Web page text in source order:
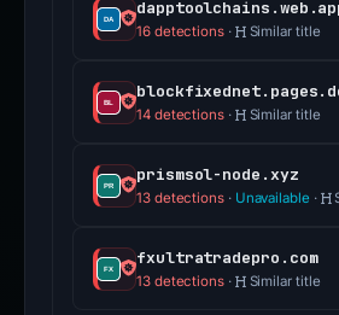
16 detections· Similar title
14 detections· Similar title
prismsol-node.xyz
13 detections· Unavailable ·
fxultratradepro.com
13 detections· Similar title